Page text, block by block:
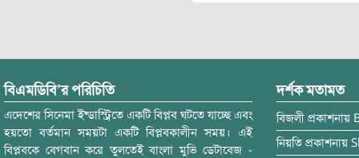
বিএমডিবি’র পরিচিতি
এদেশের সিনেমা ইন্ডাস্ট্রিতে একটি বিপ্লব ঘটতে যাচ্ছে এবং
হয়তো বর্তমান সময়টা একটি বিপ্লবকালীন সময়। এই
বিপ্লবকে বেগবান করে তুলতেই বাংলা মুভি ডেটাবেজ -
দর্শক মতামত
বিজলী প্রকাশনায়
নিয়তি প্রকাশনায়